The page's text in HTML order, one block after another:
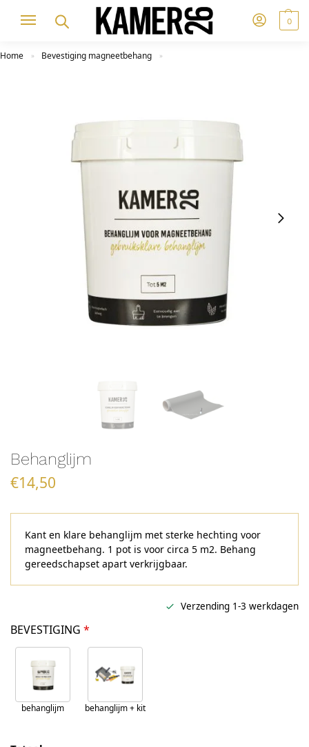
0
Home » Bevestiging magneetbehang »
Behanglijm
€14,50
Kant en klare behanglijm met sterke hechting voor
magneetbehang. 1 pot is voor circa 5 m2. Behang
gereedschapset apart verkrijgbaar.
Verzending 1-3 werkdagen
BEVESTIGING *
behanglijm behanglijm + kit